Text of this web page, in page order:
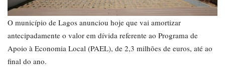
O município de Lagos anunciou hoje que vai amortizar
antecipadamente o valor em dívida referente ao Programa de
Apoio à Economia Local (PAEL), de 2,3 milhões de euros, até ao
final do ano.